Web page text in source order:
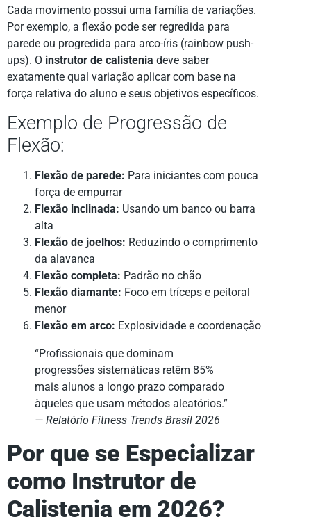
Cada movimento possui uma família de variações.
Por exemplo, a flexão pode ser regredida para
parede ou progredida para arco-íris (rainbow push-
ups). O instrutor de calistenia deve saber
exatamente qual variação aplicar com base na
força relativa do aluno e seus objetivos específicos.
Exemplo de Progressão de
Flexão:
Flexão de parede: Para iniciantes com pouca
força de empurrar
Flexão inclinada: Usando um banco ou barra
alta
Flexão de joelhos: Reduzindo o comprimento
da alavanca
Flexão completa: Padrão no chão
Flexão diamante: Foco em tríceps e peitoral
menor
Flexão em arco: Explosividade e coordenação
“Profissionais que dominam
progressões sistemáticas retêm 85%
mais alunos a longo prazo comparado
àqueles que usam métodos aleatórios.”
— Relatório Fitness Trends Brasil 2026
Por que se Especializar
como Instrutor de
Calistenia em 2026?